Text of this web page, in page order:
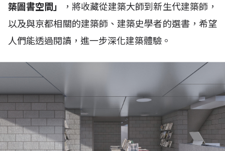
築圖書空間」
，將收藏從建築大師到新生代建築師，
以及與京都相關的建築師、建築史學者的選書，希望
人們能透過閱讀，進一步深化建築體驗。